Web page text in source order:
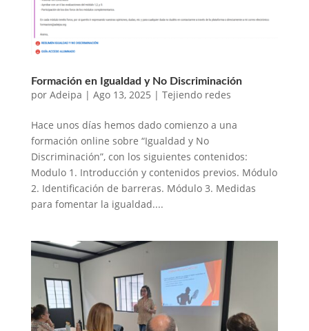
Formación en Igualdad y No Discriminación
por Adeipa | Ago 13, 2025 | Tejiendo redes
Hace unos días hemos dado comienzo a una
formación online sobre “Igualdad y No
Discriminación”, con los siguientes contenidos:
Modulo 1. Introducción y contenidos previos. Módulo
2. Identificación de barreras. Módulo 3. Medidas
para fomentar la igualdad....